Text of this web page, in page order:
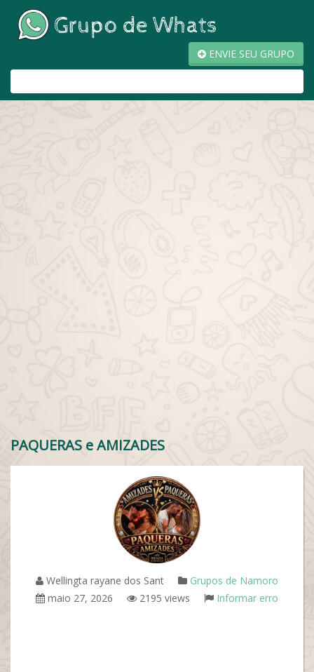
ENVIE SEU GRUPO
PAQUERAS e AMIZADES
Wellingta rayane dos Sant
Grupos de Namoro
maio 27, 2026
2195 views Informar erro